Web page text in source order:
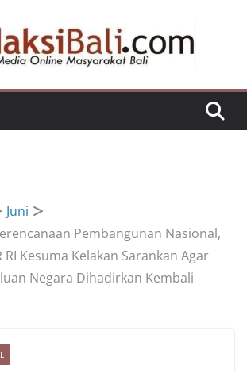
Juni
Pembangunan Nasional,
RI Kesuma Kelakan Sarankan Agar
Negara Dihadirkan Kembali